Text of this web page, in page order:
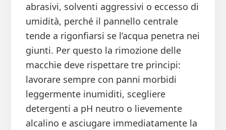
abrasivi, solventi aggressivi o eccesso di
umidità, perché il pannello centrale
tende a rigonfiarsi se l’acqua penetra nei
giunti. Per questo la rimozione delle
macchie deve rispettare tre principi:
lavorare sempre con panni morbidi
leggermente inumiditi, scegliere
detergenti a pH neutro o lievemente
alcalino e asciugare immediatamente la